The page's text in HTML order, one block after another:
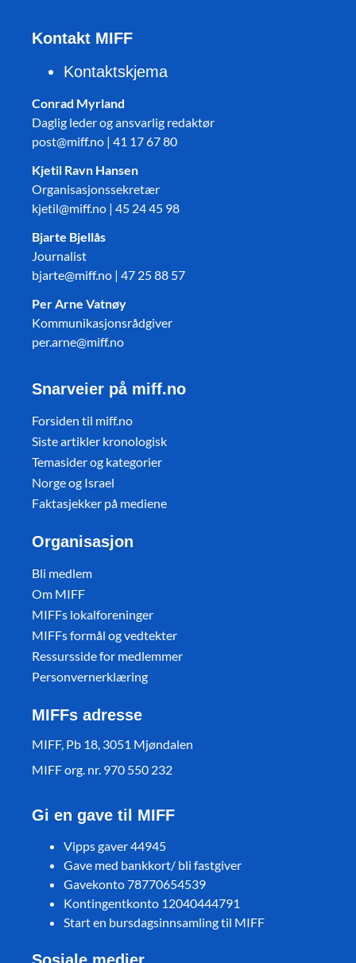
Kontakt MIFF
Kontaktskjema
Conrad Myrland
Daglig leder og ansvarlig redaktør
post@miff.no | 41 17 67 80
Kjetil Ravn Hansen
Organisasjonssekretær
kjetil@miff.no | 45 24 45 98
Bjarte Bjellås
Journalist
bjarte@miff.no | 47 25 88 57
Per Arne Vatnøy
Kommunikasjonsrådgiver
per.arne@miff.no
Snarveier på miff.no
Forsiden til miff.no
Siste artikler kronologisk
Temasider og kategorier
Norge og Israel
Faktasjekker på mediene
Organisasjon
Bli medlem
Om MIFF
MIFFs lokalforeninger
MIFFs formål og vedtekter
Ressursside for medlemmer
Personvernerklæring
MIFFs adresse
MIFF, Pb 18, 3051 Mjøndalen
MIFF org. nr. 970 550 232
Gi en gave til MIFF
Vipps gaver 44945
Gave med bankkort/ bli fastgiver
Gavekonto 78770654539
Kontingentkonto 12040444791
Start en bursdagsinnsamling til MIFF